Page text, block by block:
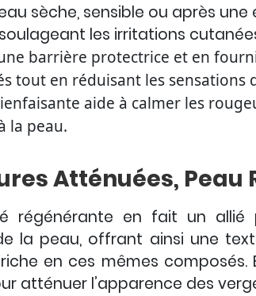
sèche, sensible ou après
les irritations
barrière protectrice et en
tout en réduisant les sensations
aide à calmer les
la peau.
Atténuées, Peau
régénérante en fait un allié
la peau, offrant ainsi une
en ces mêmes
atténuer l’apparence des